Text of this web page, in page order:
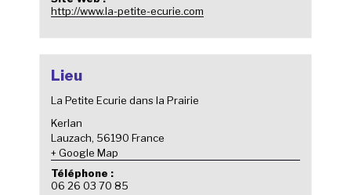
http://www.la-petite-ecurie.com
Lieu
La Petite Ecurie dans la Prairie
Kerlan
Lauzach, 56190 France
+ Google Map
Téléphone :
06 26 03 70 85